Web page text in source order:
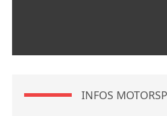
INFOS